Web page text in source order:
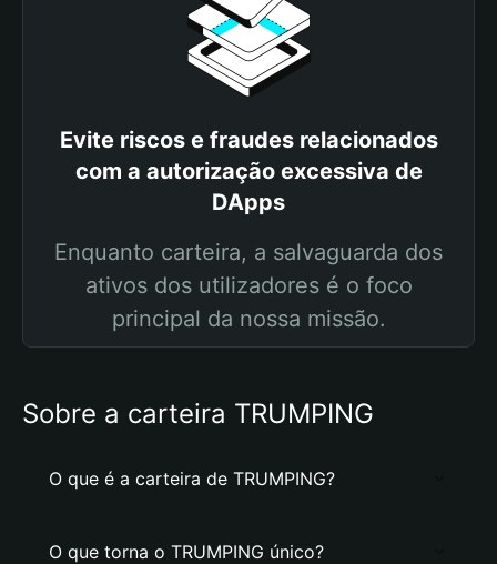
Evite riscos e fraudes relacionados
com a autorização excessiva de
DApps
Enquanto carteira, a salvaguarda dos
ativos dos utilizadores é o foco
principal da nossa missão.
Sobre a carteira TRUMPING
O que é a carteira de TRUMPING?
O que torna o TRUMPING único?